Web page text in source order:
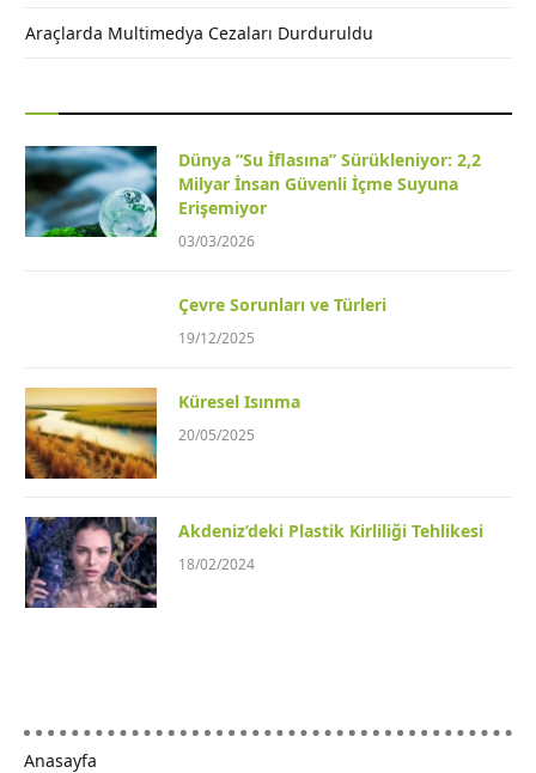
Araçlarda Multimedya Cezaları Durduruldu
Dünya “Su İflasına” Sürükleniyor: 2,2
Milyar İnsan Güvenli İçme Suyuna
Erişemiyor
03/03/2026
Çevre Sorunları ve Türleri
19/12/2025
Küresel Isınma
20/05/2025
Akdeniz’deki Plastik Kirliliği Tehlikesi
18/02/2024
Anasayfa